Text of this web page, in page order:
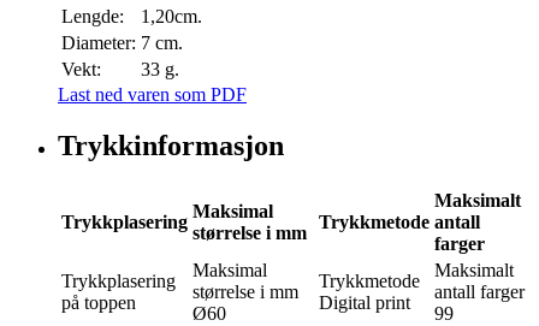
Lengde:
1,20cm.
Diameter: 7 cm.
Vekt:
33 g.
Last ned varen som PDF
Trykkinformasjon
Trykkplasering
Maksimal
størrelse i mm
Trykkmetode
Maksimalt
antall
farger
Trykkplasering
på toppen
Maksimal
størrelse i mm
Ø60
Trykkmetode
Digital print
Maksimalt
antall farger
99